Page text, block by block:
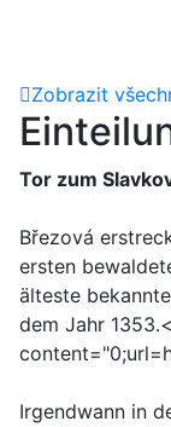
Zobrazit
Tor zum
Březová
ersten
älteste
dem Jahr
Irgendwann in